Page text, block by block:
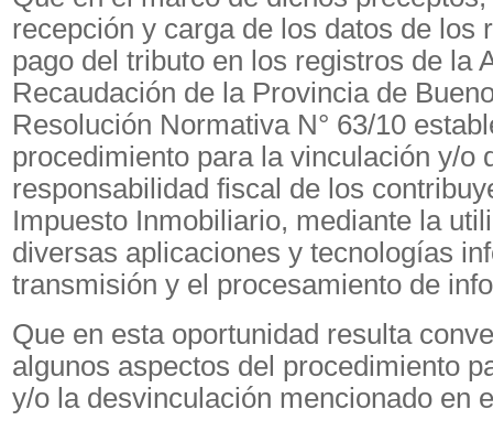
recepción y carga de los datos de los
pago del tributo en los registros de la
Recaudación de la Provincia de
Resolución Normativa N° 63/10
procedimiento para la vinculación y/o
responsabilidad fiscal de los
Impuesto Inmobiliario, mediante la
diversas aplicaciones y tecnologías
transmisión y el procesamiento de
Que en esta oportunidad resulta
algunos aspectos del procedimiento
y/o la desvinculación mencionado en